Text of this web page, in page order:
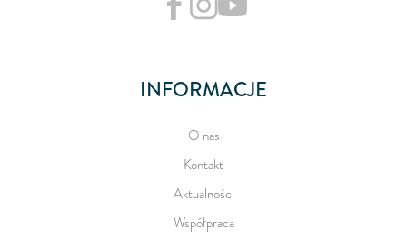
INFORMACJE
O nas
Kontakt
Aktualności
Współpraca